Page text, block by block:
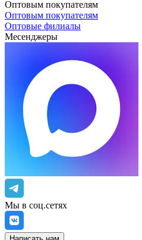
Оптовым покупателям
Оптовым покупателям
Оптовые филиалы
Месенджеры
Мы в соц.сетях